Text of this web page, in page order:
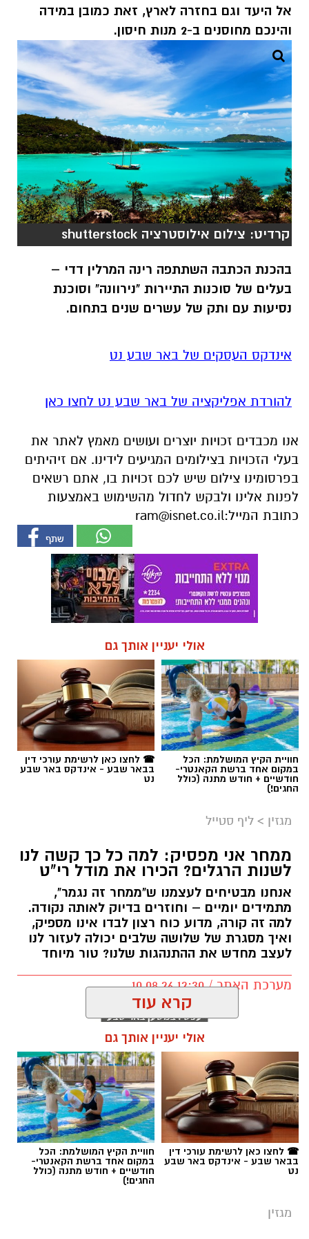
אל היעד וגם בחזרה לארץ, זאת כמובן במידה
והינכם מחוסנים ב-2 מנות חיסון.
קרדיט: צילום אילוסטרציה shutterstock
בהכנת הכתבה השתתפה רינה המרלין דדי –
בעלים של סוכנות התיירות "נירוונה" וסוכנת
נסיעות עם ותק של עשרים שנים בתחום.
אינדקס העסקים של באר שבע נט
להורדת אפליקציה של באר שבע נט לחצו כאן
אנו מכבדים זכויות יוצרים ועושים מאמץ לאתר את
בעלי הזכויות בצילומים המגיעים לידינו. אם זיהיתים
בפרסומינו צילום שיש לכם זכויות בו, אתם רשאים
לפנות אלינו ולבקש לחדול מהשימוש באמצעות
כתובת המייל:ram@isnet.co.il
אולי יעניין אותך גם
חוויית הקיץ המושלמת: הכל
במקום אחד ברשת הקאנטרי-
חודשיים + חודש מתנה (כולל
החגים!)
☎ לחצו כאן לרשימת עורכי דין
בבאר שבע - אינדקס באר שבע
נט
מגזין > ליף סטייל
ממחר אני מפסיק: למה כל כך קשה לנו
לשנות הרגלים? הכירו את מודל רי"ט
אנחנו מבטיחים לעצמנו ש"ממחר זה נגמר",
מתמידים יומיים – וחוזרים בדיוק לאותה נקודה.
למה זה קורה, מדוע כוח רצון לבדו אינו מספיק,
ואיך מסגרת של שלושה שלבים יכולה לעזור לנו
לעצב מחדש את ההתנהגות שלנו? טור מיוחד
מערכת האתר / 12:30 10.08.26
תגים:הרב שנהב עסיס
קרא עוד
אולי יעניין אותך גם
☎ לחצו כאן לרשימת עורכי דין
בבאר שבע - אינדקס באר שבע
נט
חוויית הקיץ המושלמת: הכל
במקום אחד ברשת הקאנטרי-
חודשיים + חודש מתנה (כולל
החגים!)
מגזין